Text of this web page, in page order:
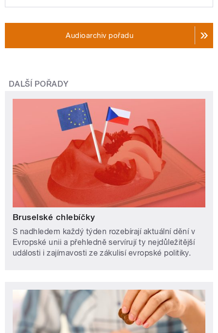
Audioarchiv pořadu
DALŠÍ POŘADY
Bruselské chlebíčky
S nadhledem každý týden rozebírají aktuální dění v
Evropské unii a přehledně servírují ty nejdůležitější
události i zajímavosti ze zákulisí evropské politiky.